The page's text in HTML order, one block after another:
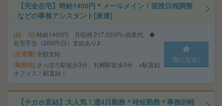
【完全在宅】時給1400円＊メールメイン！面接日程調整
などの事務アシスタント[派遣]
給 与 時給1400円 月収例 217,000円+残業代 ◆
在宅手当（200円/日）支給あり♪
交通費 全額支給
勤務地 さっぽろ駅徒歩3分、札幌駅徒歩3分 ※駅直結
オフィス！駅直結！
気になる!
【チカホ直結】大人気！週4日勤務＊時短勤務＊事務的軽